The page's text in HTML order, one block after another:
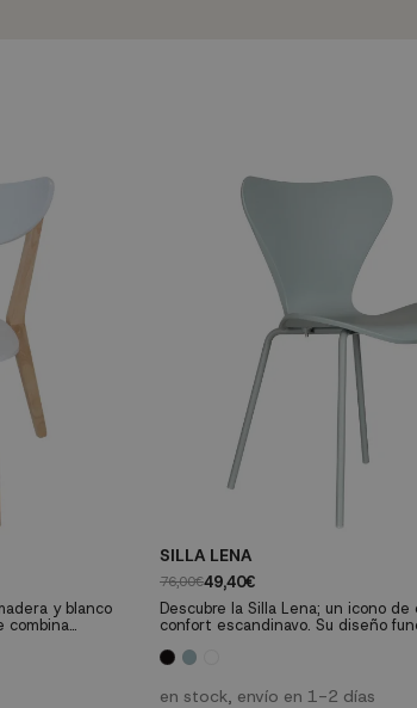
y blanco
combina
comedores.
SILLA LENA
76,00€49,40€
Descubre la Silla Lena; un icono
confort escandinavo. Su diseño
mantenimiento, mientras que sus
dimensiones ideales y una altura
en stock, envío en 1-2 días